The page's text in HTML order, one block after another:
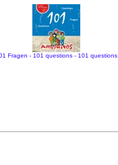
Fragen - 101 questions - 101 questions